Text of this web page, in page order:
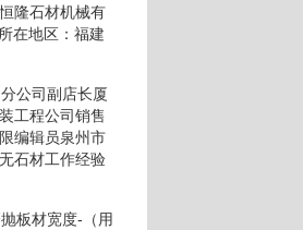
隆石材机械有
在地区：福建
公司副店长厦
工程公司销售
编辑员泉州市
石材工作经验
板材宽度-（用